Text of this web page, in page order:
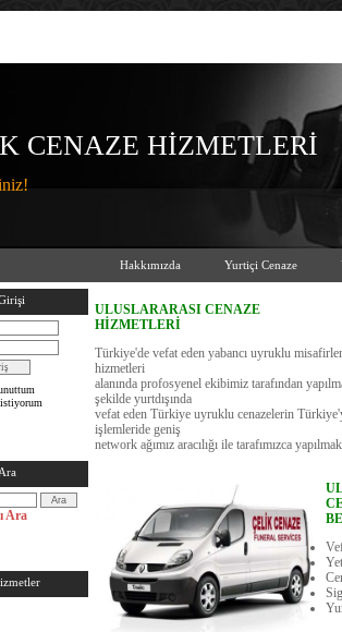
CENAZE HİZMETLERİ
Hakkımızda Yurtiçi Cenaze
Ara
ULUSLARARASI CENAZE
HİZMETLERİ
Türkiye'de vefat eden yabancı uyruklu
hizmetleri
alanında profosyenel ekibimiz tarafından
şekilde yurtdışında
vefat eden Türkiye uyruklu cenazelerin
işlemleride geniş
network ağımız aracılığı ile tarafımızca